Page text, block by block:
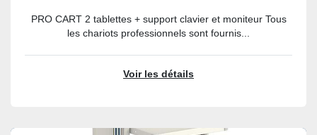
PRO CART 2 tablettes + support clavier et moniteur Tous
les chariots professionnels sont fournis...
Voir les détails